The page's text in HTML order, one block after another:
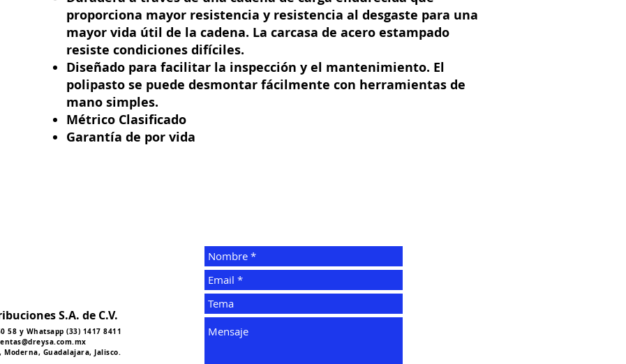
proporciona mayor resistencia y resistencia al desgaste para una
mayor vida útil de la cadena. La carcasa de acero estampado
resiste condiciones difíciles.
Diseñado para facilitar la inspección y el mantenimiento. El
polipasto se puede desmontar fácilmente con herramientas de
mano simples.
Métrico Clasificado
Garantía de por vida
S.A. de C.V.
58 y Whatsapp (33) 1417 8411
Moderna, Guadalajara, Jalisco.